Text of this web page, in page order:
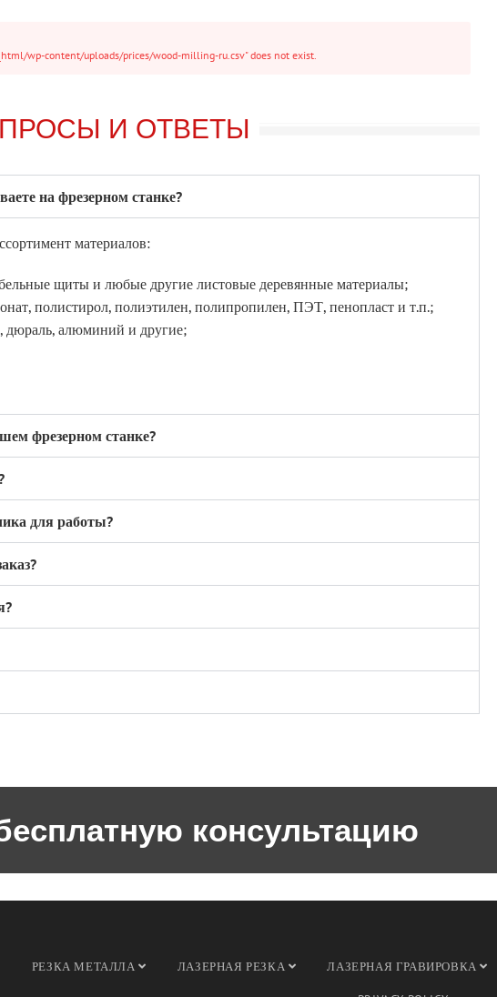
wp-content/uploads/prices/wood-milling-ru.csv" does not exist.
И ОТВЕТЫ
на фрезерном станке?
материалов:
щиты и любые другие листовые деревянные материалы;
полистирол, полиэтилен, полипропилен, ПЭТ, пенопласт и т.п.;
дюраль, алюминий и другие;
фрезерном станке?
для работы?
консультацию
РЕЗКА МЕТАЛЛА ЛАЗЕРНАЯ РЕЗКА ЛАЗЕРНАЯ ГРАВИРОВКА